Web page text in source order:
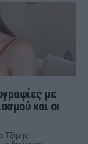
με
και οι
Τζίμης